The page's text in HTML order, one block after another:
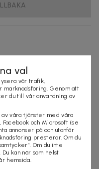
val
vår trafik,
marknadsföring. Genom att
du till vår användning av
våra tjänster med våra
Facebook och Microsoft (se
annonser på och utanför
presterar. Om du
Om du inte
kan när som helst
hemsida.